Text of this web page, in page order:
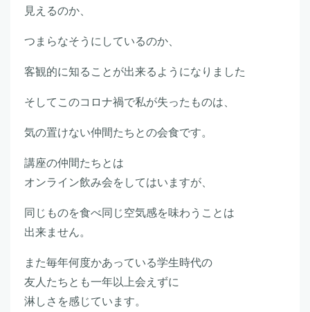
見えるのか、
つまらなそうにしているのか、
客観的に知ることが出来るようになりました
そしてこのコロナ禍で私が失ったものは、
気の置けない仲間たちとの会食です。
講座の仲間たちとは
オンライン飲み会をしてはいますが、
同じものを食べ同じ空気感を味わうことは
出来ません。
また毎年何度かあっている学生時代の
友人たちとも一年以上会えずに
淋しさを感じています。